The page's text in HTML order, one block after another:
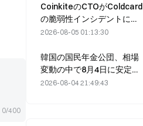
0/400
CoinkiteのCTOがColdcard
の脆弱性インシデントに関
与し、4回の攻撃を引き起こ
2026-08-05 01:13:30
韓国の国民年金公団、相場
変動の中で8月4日に安定株
へシフト
2026-08-04 21:49:43